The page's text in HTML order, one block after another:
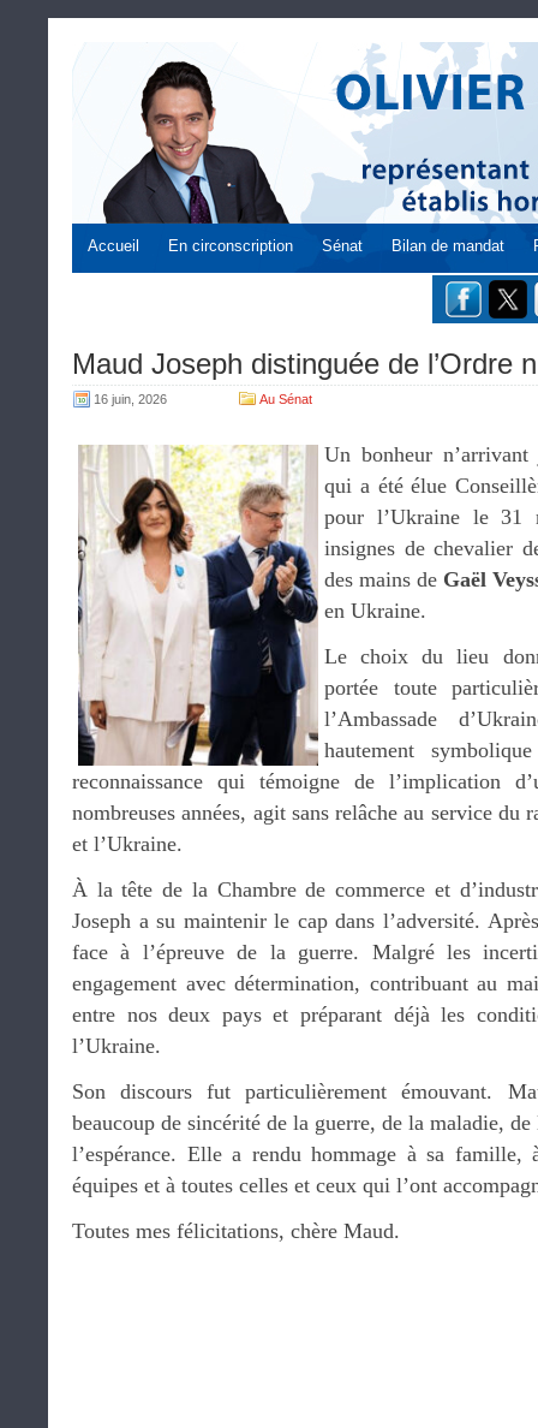
Accueil En circonscription Sénat Bilan de mandat
Maud Joseph distinguée de l’Ordre
16 juin, 2026 Au Sénat
Un bonheur
qui a été élue
pour l’Ukraine le
insignes de chevalier
des mains de Gaël
en Ukraine.
Le choix du lieu
portée toute
l’Ambassade
hautement
reconnaissance qui témoigne de l’implication
nombreuses années, agit sans relâche au service du
et l’Ukraine.
À la tête de la Chambre de commerce et
Joseph a su maintenir le cap dans l’adversité.
face à l’épreuve de la guerre. Malgré les
engagement avec détermination, contribuant au
entre nos deux pays et préparant déjà les
l’Ukraine.
Son discours fut particulièrement émouvant.
beaucoup de sincérité de la guerre, de la maladie,
l’espérance. Elle a rendu hommage à sa famille,
équipes et à toutes celles et ceux qui l’ont
Toutes mes félicitations, chère Maud.